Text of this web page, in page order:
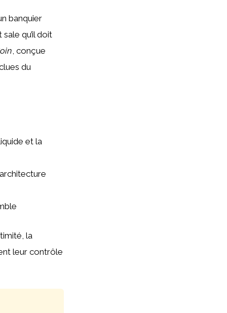
banquier
qu’il doit
, conçue
du
et la
la
leur contrôle